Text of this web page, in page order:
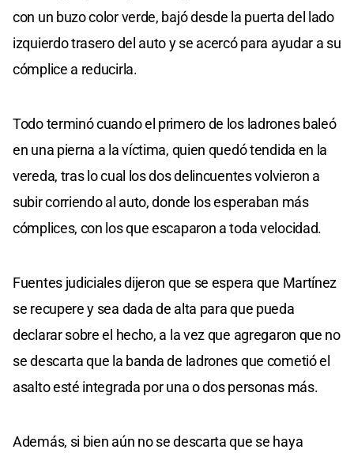
con un buzo color verde, bajó desde la puerta del lado
izquierdo trasero del auto y se acercó para ayudar a su
cómplice a reducirla.
Todo terminó cuando el primero de los ladrones baleó
en una pierna a la víctima, quien quedó tendida en la
vereda, tras lo cual los dos delincuentes volvieron a
subir corriendo al auto, donde los esperaban más
cómplices, con los que escaparon a toda velocidad.
Fuentes judiciales dijeron que se espera que Martínez
se recupere y sea dada de alta para que pueda
declarar sobre el hecho, a la vez que agregaron que no
se descarta que la banda de ladrones que cometió el
asalto esté integrada por una o dos personas más.
Además, si bien aún no se descarta que se haya